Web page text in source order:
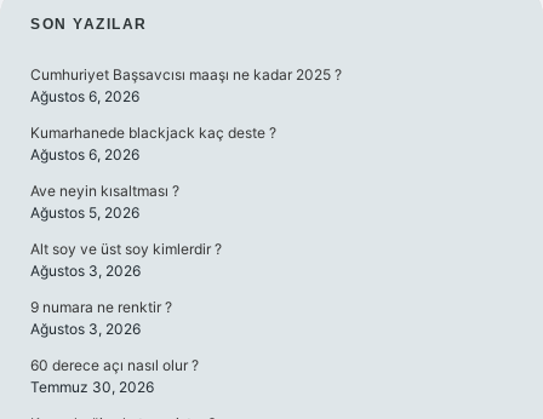
SIDEBAR
SON YAZILAR
Cumhuriyet Başsavcısı maaşı ne kadar 2025 ?
Ağustos 6, 2026
Kumarhanede blackjack kaç deste ?
Ağustos 6, 2026
Ave neyin kısaltması ?
Ağustos 5, 2026
Alt soy ve üst soy kimlerdir ?
Ağustos 3, 2026
9 numara ne renktir ?
Ağustos 3, 2026
60 derece açı nasıl olur ?
Temmuz 30, 2026